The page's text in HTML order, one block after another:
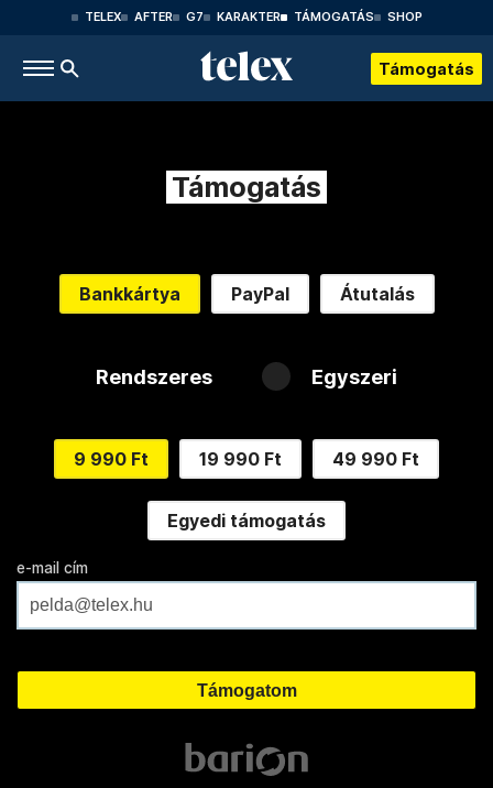
TELEX AFTER G7 KARAKTER TÁMOGATÁS SHOP
Támogatás
Támogatás
Bankkártya PayPal Átutalás
Rendszeres Egyszeri
9 990 Ft 19 990 Ft 49 990 Ft
Egyedi támogatás
e-mail cím